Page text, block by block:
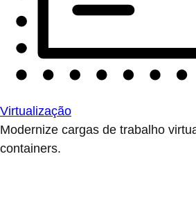
Virtualização
Modernize cargas de trabalho
containers.